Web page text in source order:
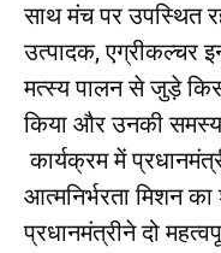
साथ मंच पर उपस्थित
उत्पादक, एग्रीकल्चर
मत्स्य पालन से जुड़े
किया और उनकी
कार्यक्रम में
आत्मनिर्भरता मिशन
प्रधानमंत्रीने दो